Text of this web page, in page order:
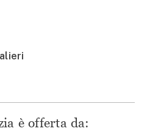
è offerta da: